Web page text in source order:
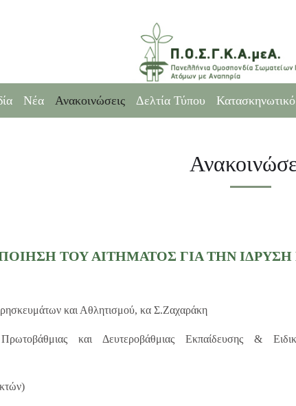
Νέα Ανακοινώσεις Δελτία Τύπου
ΤΟΥ ΑΙΤΗΜΑΤΟΣ ΓΙΑ ΤΗΝ ΙΔΡΥΣΗ
και Αθλητισμού, κα Σ.Ζαχαράκη
και Δευτεροβάθμιας Εκπαίδευσης &